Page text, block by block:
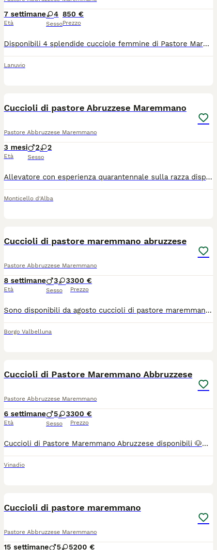
7 settimane
Età
4
Sesso
850 €
Prezzo
Disponibili 4 splendide cucciole femmine di Pastore Maremmano-Abruzzese, nate il 18/06/2026. Le cucciole provengono da una cucciolata poco numerosa, condizione che ha permesso loro di essere seguite con particolare attenzione, ben curate e accudite dalla madre fin dai primi giorni di vita. Madre e padre sono entrambi visibili. I genitori hanno temperamento equilibrato e socievole, sono particolarmente adatti alla protezione del territorio e provengono da linee genealogiche selezionate, derivanti da allevamenti certificati abruzzesi. Sono inoltre controllati sanitariamente ed esenti da malattie congenite e displasia dell’anca. Le cucciole saranno cedute non prima dei 60 giorni di età, quindi indicativamente a partire dai primi di settembre 2026, complete di: - microchip - sverminazione - prima vaccinazione - libretto sanitario - documentazione completa - registrazione ENCI per il pedigree, intestata direttamente al nuovo proprietario, previa prenotazione anticipata del cucciolo Per maggiori informazioni, foto e video, contattare in privato. Madre e padre visibili. Si valutano solo contesti seri e idonei alla razza.
Lanuvio
Cuccioli di pastore Abruzzese Maremmano
Pastore Abbruzzese Maremmano
3 mesi
Età
2 2
Sesso
Allevatore con esperienza quarantennale sulla razza dispone di spettacolari cuccioli selezionati per salute carattere tipicità garantita massima disponibilità e competenza si ha disponibili sia cuccioli in pronta consegna già disponibili che dei cuccioli nati a fine giugno pronti per fine Agosto, si gradisce un contatto telefonico per poter spiegare le caratteristiche morfologiche e caratteriali dei nostri cuccioli grazie.
Monticello d'Alba
Cuccioli di pastore maremmano abruzzese
Pastore Abbruzzese Maremmano
8 settimane
Età
3 3
Sesso
300 €
Prezzo
Sono disponibili da agosto cuccioli di pastore maremmano abruzzese nati da genitori giovani e sani equilibrati e tranquilli. Nati a contatto con il gregge ottimi sia da guardia che da guardiania.
Borgo Valbelluna
Cuccioli di Pastore Maremmano Abbruzzese
Pastore Abbruzzese Maremmano
6 settimane
Età
5 3
Sesso
300 €
Prezzo
Cuccioli di Pastore Maremmano Abruzzese disponibili 🐶🤍 nati il 28 giugno. Sono cuccioli sani, cresciuti con la mamma in un ambiente tranquillo, per chi cerca un cane fedele, equilibrato e protettivo. ✔️ Razza: Pastore Maremmano Abruzzese ✔️ Nati il: 28 giugno ✔️ Cuccioli disponibili: 8 (5 maschi e 3 femmine) ✔️ Colore: bianco ✔️ Saranno ceduti dopo lo svezzamento, con vaccino e sverminati entro fine agosto/inizio settembre ✔️ Luogo : Cuneo ✔️Prezzo : 300€ Per informazioni, foto aggiuntive o per prenotare un cucciolo, contattatemi in privato al numero 338 887 5328
Vinadio
Cuccioli di pastore maremmano
Pastore Abbruzzese Maremmano
15 settimane 5 5200 €